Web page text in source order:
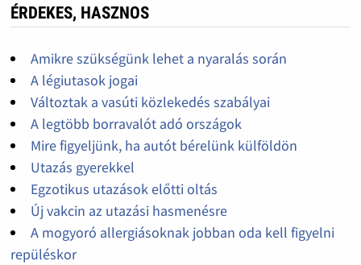
ÉRDEKES, HASZNOS
Amikre szükségünk lehet a nyaralás során
A légiutasok jogai
Változtak a vasúti közlekedés szabályai
A legtöbb borravalót adó országok
Mire figyeljünk, ha autót bérelünk külföldön
Utazás gyerekkel
Egzotikus utazások előtti oltás
Új vakcin az utazási hasmenésre
A mogyoró allergiásoknak jobban oda kell figyelni
repüléskor